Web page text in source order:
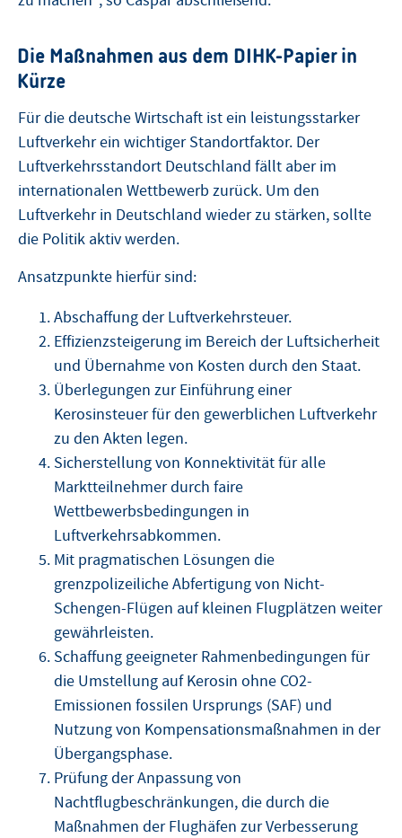
Die Maßnahmen aus dem DIHK-Papier in
Kürze
Für die deutsche Wirtschaft ist ein leistungsstarker
Luftverkehr ein wichtiger Standortfaktor. Der
Luftverkehrsstandort Deutschland fällt aber im
internationalen Wettbewerb zurück. Um den
Luftverkehr in Deutschland wieder zu stärken, sollte
die Politik aktiv werden.
Ansatzpunkte hierfür sind:
Abschaffung der Luftverkehrsteuer.
Effizienzsteigerung im Bereich der Luftsicherheit
und Übernahme von Kosten durch den Staat.
Überlegungen zur Einführung einer
Kerosinsteuer für den gewerblichen Luftverkehr
zu den Akten legen.
Sicherstellung von Konnektivität für alle
Marktteilnehmer durch faire
Wettbewerbsbedingungen in
Luftverkehrsabkommen.
Mit pragmatischen Lösungen die
grenzpolizeiliche Abfertigung von Nicht-
Schengen-Flügen auf kleinen Flugplätzen weiter
gewährleisten.
Schaffung geeigneter Rahmenbedingungen für
die Umstellung auf Kerosin ohne CO2-
Emissionen fossilen Ursprungs (SAF) und
Nutzung von Kompensationsmaßnahmen in der
Übergangsphase.
Prüfung der Anpassung von
Nachtflugbeschränkungen, die durch die
Maßnahmen der Flughäfen zur Verbesserung